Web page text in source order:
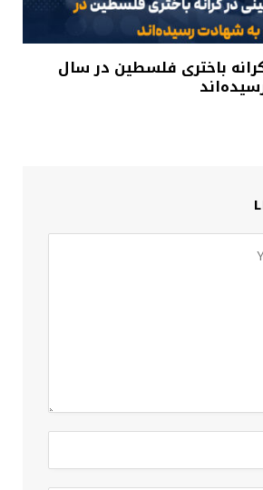
باختری فلسطین در سال